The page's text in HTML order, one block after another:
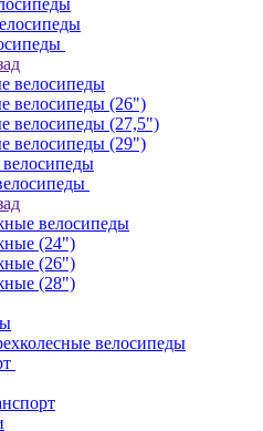
велосипеды
велосипеды (26")
велосипеды (27,5")
велосипеды (29")
велосипеды
(24")
(26")
(28")
велосипеды